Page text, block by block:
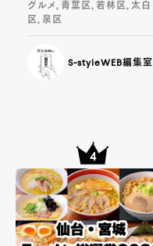
グルメ, 青葉区, 若林区, 太白
区, 泉区
S-styleWEB編集室